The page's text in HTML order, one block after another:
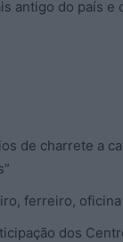
antigo do país
de charrete a
ferreiro,
dos